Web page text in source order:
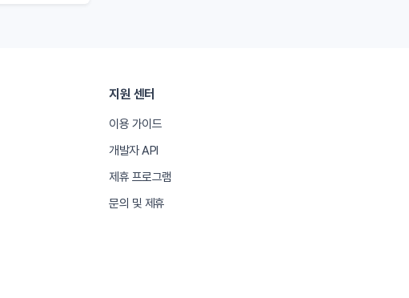
지원 센터
이용 가이드
개발자 API
제휴 프로그램
문의 및 제휴